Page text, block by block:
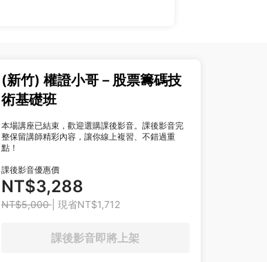
(新竹) 權證小哥－股票籌碼技
術基礎班
本場講座已結束，歡迎選購課後影音。課後影音完
整保留講師精彩內容，讓你線上複習、不錯過重
點！
課後影音優惠價
NT$3,288
NT$5,000| 現省NT$1,712
課後影音即將上架